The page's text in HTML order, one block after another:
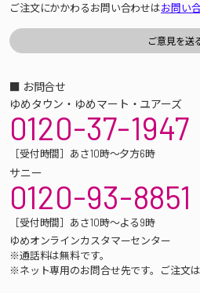
ご注文にかかわるお問い合わせはお問い
■ お問合せ
ゆめタウン・ゆめマート・ユアーズ
0120-37-1947
［受付時間］あさ10時～夕方6時
サニー
0120-93-8851
［受付時間］あさ10時～よる9時
ゆめオンラインカスタマーセンター
※通話料は無料です。
※ネット専用のお問合せ先です。ご注文